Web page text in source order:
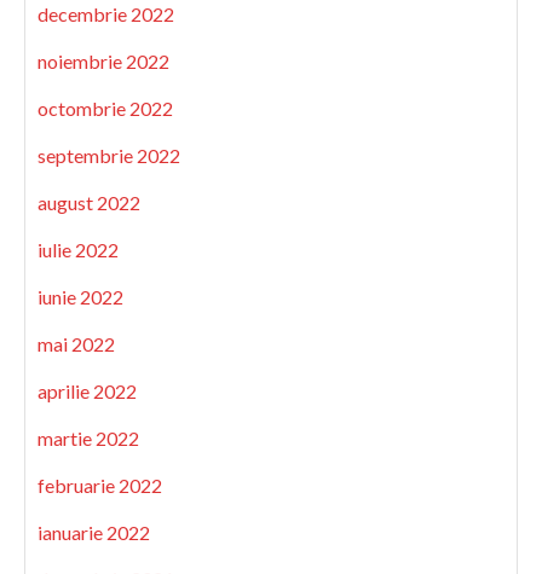
decembrie 2022
noiembrie 2022
octombrie 2022
septembrie 2022
august 2022
iulie 2022
iunie 2022
mai 2022
aprilie 2022
martie 2022
februarie 2022
ianuarie 2022